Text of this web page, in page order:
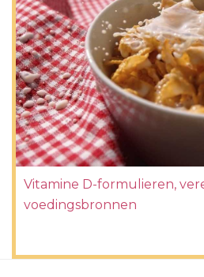
Vitamine D-formulieren,
voedingsbronnen